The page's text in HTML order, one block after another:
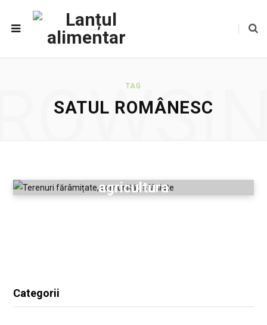
TAG
SATUL ROMÂNESC
agricultura
Categorii